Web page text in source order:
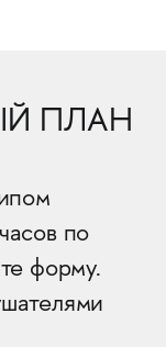
ПЛАН
по
форму.